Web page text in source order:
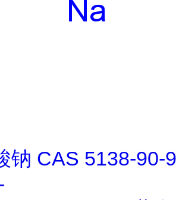
钠 CAS 5138-90-9